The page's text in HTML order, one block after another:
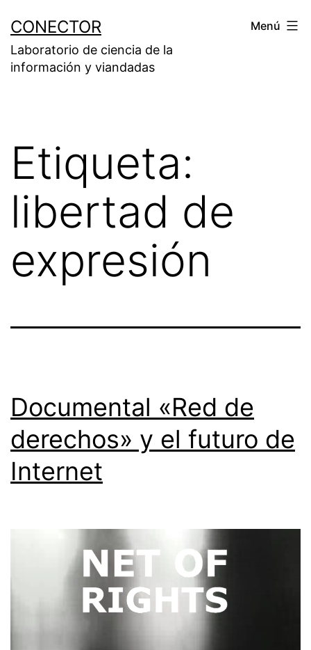
contenido
CONECTOR
Laboratorio de ciencia de la
información y viandadas
Menú
Etiqueta:
libertad de
expresión
Documental «Red de
derechos» y el futuro de
Internet